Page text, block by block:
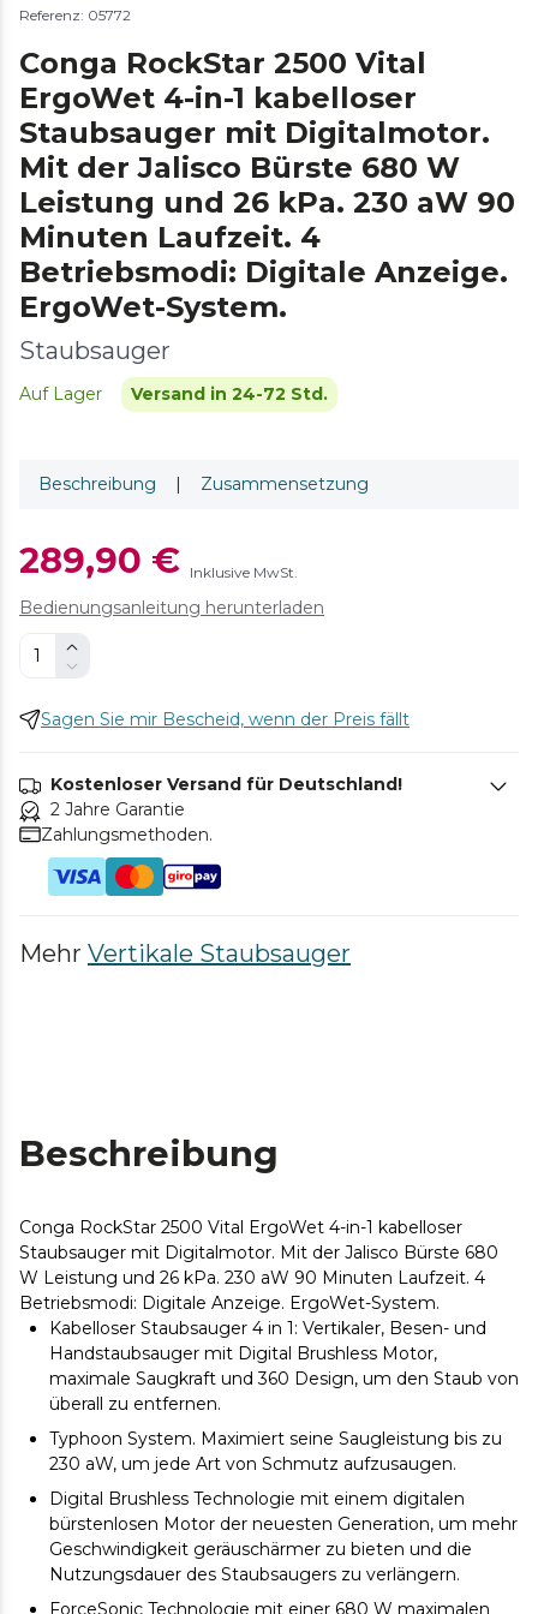
Referenz: 05772
Conga RockStar 2500 Vital
ErgoWet 4-in-1 kabelloser
Staubsauger mit Digitalmotor.
Mit der Jalisco Bürste 680 W
Leistung und 26 kPa. 230 aW 90
Minuten Laufzeit. 4
Betriebsmodi: Digitale Anzeige.
ErgoWet-System.
Staubsauger
Auf Lager Versand in 24-72 Std.
Beschreibung | Zusammensetzung
289,90 € Inklusive MwSt.
Bedienungsanleitung herunterladen
Sagen Sie mir Bescheid, wenn der Preis fällt
Kostenloser Versand für Deutschland!
2 Jahre Garantie
Zahlungsmethoden.
Mehr Vertikale Staubsauger
Beschreibung
Conga RockStar 2500 Vital ErgoWet 4-in-1 kabelloser
Staubsauger mit Digitalmotor. Mit der Jalisco Bürste 680
W Leistung und 26 kPa. 230 aW 90 Minuten Laufzeit. 4
Betriebsmodi: Digitale Anzeige. ErgoWet-System.
Kabelloser Staubsauger 4 in 1: Vertikaler, Besen- und
Handstaubsauger mit Digital Brushless Motor,
maximale Saugkraft und 360 Design, um den Staub von
überall zu entfernen.
Typhoon System. Maximiert seine Saugleistung bis zu
230 aW, um jede Art von Schmutz aufzusaugen.
Digital Brushless Technologie mit einem digitalen
bürstenlosen Motor der neuesten Generation, um mehr
Geschwindigkeit geräuschärmer zu bieten und die
Nutzungsdauer des Staubsaugers zu verlängern.
ForceSonic Technologie mit einer 680 W maximalen